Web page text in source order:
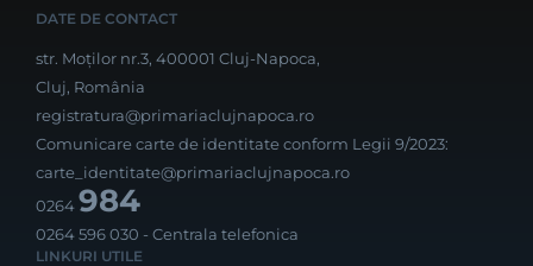
DATE DE CONTACT
str. Moților nr.3, 400001 Cluj-Napoca,
Cluj, România
registratura@primariaclujnapoca.ro
Comunicare carte de identitate conform Legii 9/2023:
carte_identitate@primariaclujnapoca.ro
0264984
0264 596 030 - Centrala telefonica
LINKURI UTILE